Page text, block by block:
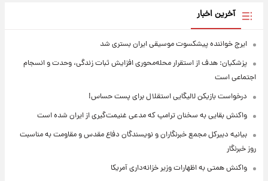
آخرین اخبار
ایرج خواننده پیشکسوت موسیقی ایران بستری شد
پزشکیان: هدف از استقرار محله‌محوری افزایش ثبات زندگی، وحدت و انسجام
اجتماعی است
درخواست بازیکن لالیگایی استقلال برای پست حساس!
واکنش بقایی به سخنان ترامپ که مدعی غنیمت‌گیری از ایران شده است
بیانیه دبیرکل مجمع خبرنگاران و نویسندگان دفاع مقدس و مقاومت به مناسبت
روز خبرنگار
واکنش همتی به اظهارات وزیر خزانه‌داری آمریکا